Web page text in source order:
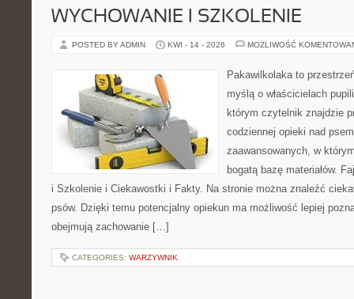
WYCHOWANIE I SZKOLENIE
POSTED BY ADMIN KWI - 14 - 2026 MOŻLIWOŚĆ
Pakawilkolaka to
myślą o właścicielach
którym czytelnik znajdzie
codziennej opieki nad
zaawansowanych, w
bogatą bazę materiałów.
i Szkolenie i Ciekawostki i Fakty. Na stronie można znaleźć
psów. Dzięki temu potencjalny opiekun ma możliwość lepiej
obejmują zachowanie […]
CATEGORIES: WARZYWNIK